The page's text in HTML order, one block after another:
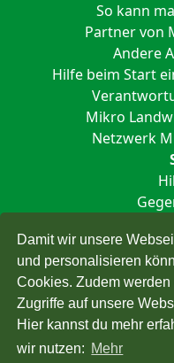
Damit wir unsere
und personalisieren
Cookies. Zudem
Zugriffe auf unsere
Hier kannst du mehr
wir nutzen: Mehr
So kann
Partner von
Andere
Hilfe beim Start
Mikro
Netzwerk
Alle Rechte